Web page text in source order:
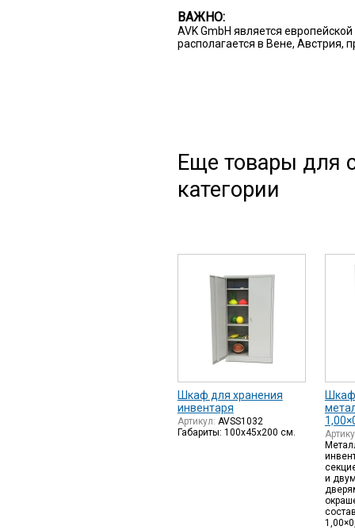
ВАЖНО:
AVK GmbH является
располагается в Вене, Австрия,
Еще товары для
категории
Шкаф для хранения
инвентаря
Артикул: AVSS1032
Габариты: 100x45x200 см.
Шкаф
и